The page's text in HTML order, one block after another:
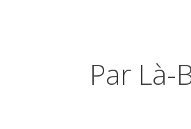
Par Là-